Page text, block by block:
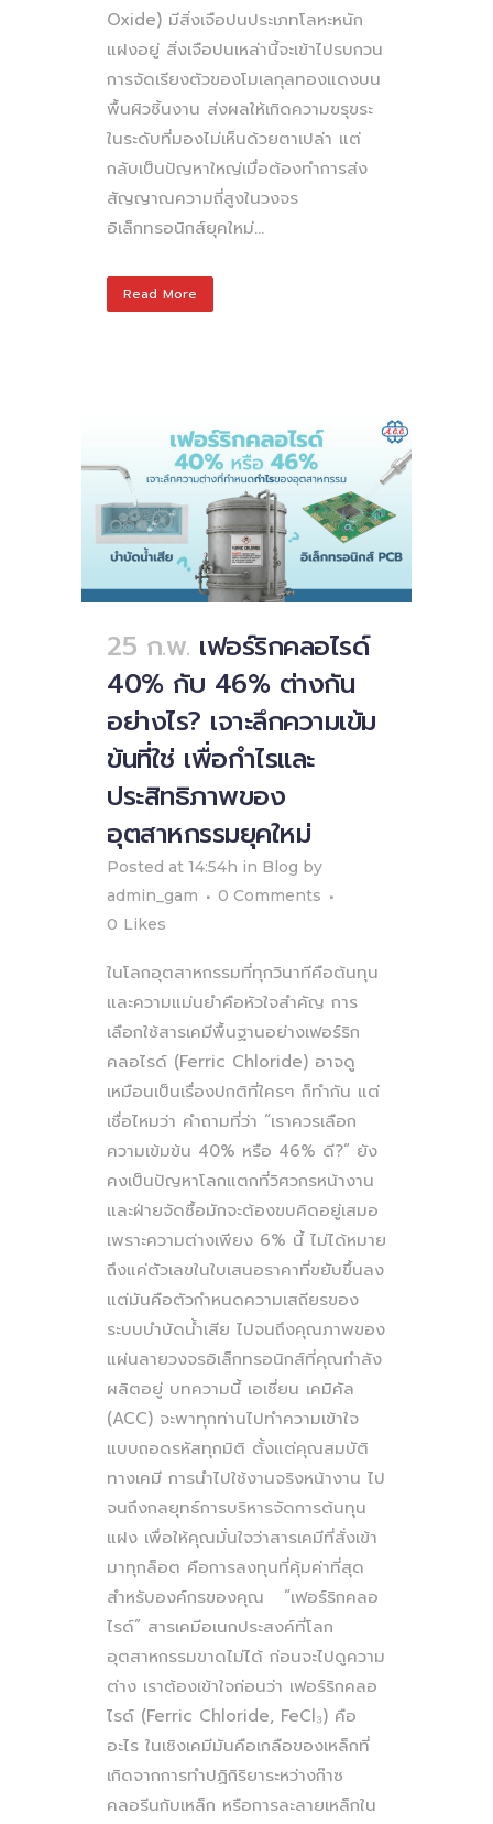
Oxide) มีสิ่งเจือปนประเภทโลหะหนัก
แฝงอยู่ สิ่งเจือปนเหล่านี้จะเข้าไปรบกวน
การจัดเรียงตัวของโมเลกุลทองแดงบน
พื้นผิวชิ้นงาน ส่งผลให้เกิดความขรุขระ
ในระดับที่มองไม่เห็นด้วยตาเปล่า แต่
กลับเป็นปัญหาใหญ่เมื่อต้องทำการส่ง
สัญญาณความถี่สูงในวงจร
อิเล็กทรอนิกส์ยุคใหม่...
Read More
25 ก.พ. เฟอร์ริกคลอไรด์
40% กับ 46% ต่างกัน
อย่างไร? เจาะลึกความเข้ม
ข้นที่ใช่ เพื่อกำไรและ
ประสิทธิภาพของ
อุตสาหกรรมยุคใหม่
Posted at 14:54h in Blog by
admin_gam
0 Comments
0 Likes
ในโลกอุตสาหกรรมที่ทุกวินาทีคือต้นทุน
และความแม่นยำคือหัวใจสำคัญ การ
เลือกใช้สารเคมีพื้นฐานอย่างเฟอร์ริก
คลอไรด์ (Ferric Chloride) อาจดู
เหมือนเป็นเรื่องปกติที่ใครๆ ก็ทำกัน แต่
เชื่อไหมว่า คำถามที่ว่า “เราควรเลือก
ความเข้มข้น 40% หรือ 46% ดี?” ยัง
คงเป็นปัญหาโลกแตกที่วิศวกรหน้างาน
และฝ่ายจัดซื้อมักจะต้องขบคิดอยู่เสมอ
เพราะความต่างเพียง 6% นี้ ไม่ได้หมาย
ถึงแค่ตัวเลขในใบเสนอราคาที่ขยับขึ้นลง
แต่มันคือตัวกำหนดความเสถียรของ
ระบบบำบัดน้ำเสีย ไปจนถึงคุณภาพของ
แผ่นลายวงจรอิเล็กทรอนิกส์ที่คุณกำลัง
ผลิตอยู่ บทความนี้ เอเชี่ยน เคมิคัล
(ACC) จะพาทุกท่านไปทำความเข้าใจ
แบบถอดรหัสทุกมิติ ตั้งแต่คุณสมบัติ
ทางเคมี การนำไปใช้งานจริงหน้างาน ไป
จนถึงกลยุทธ์การบริหารจัดการต้นทุน
แฝง เพื่อให้คุณมั่นใจว่าสารเคมีที่สั่งเข้า
มาทุกล็อต คือการลงทุนที่คุ้มค่าที่สุด
สำหรับองค์กรของคุณ “เฟอร์ริกคลอ
ไรด์” สารเคมีอเนกประสงค์ที่โลก
อุตสาหกรรมขาดไม่ได้ ก่อนจะไปดูความ
ต่าง เราต้องเข้าใจก่อนว่า เฟอร์ริกคลอ
ไรด์ (Ferric Chloride, FeCl₃) คือ
อะไร ในเชิงเคมีมันคือเกลือของเหล็กที่
เกิดจากการทำปฏิกิริยาระหว่างก๊าซ
คลอรีนกับเหล็ก หรือการละลายเหล็กใน